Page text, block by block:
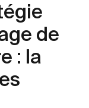
de
: la